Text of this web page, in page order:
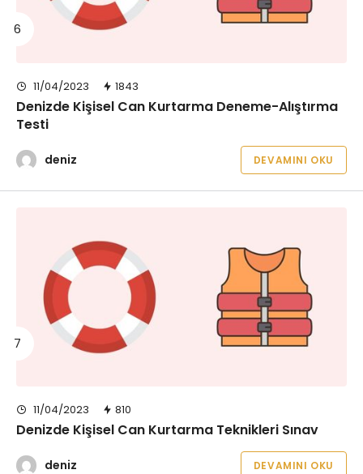
11/04/2023 1843
Denizde Kişisel Can Kurtarma Deneme-Alıştırma
Testi
deniz DEVAMINI OKU
11/04/2023 810
Denizde Kişisel Can Kurtarma Teknikleri Sınav
deniz DEVAMINI OKU